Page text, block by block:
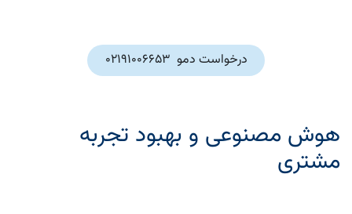
درخواست دمو 02191006653
هوش مصنوعی و بهبود تجربه
مشتری